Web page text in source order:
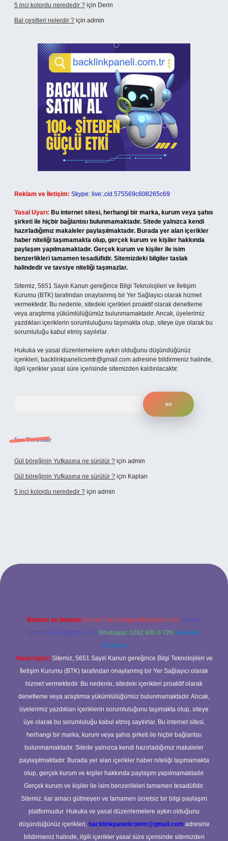
5 inci kolordu nerededir ? için Derin
Bal çeşitleri nelerdir ? için admin
Reklam ve İletişim: Skype: live:.cid.575569c608265c69
Yasal Uyarı: Bu internet sitesi, herhangi bir marka, kurum veya şahıs
şirketi ile hiçbir bağlantısı bulunmamaktadır. Sitede yalnızca kendi
hazırladığımız makaleler paylaşılmaktadır. Burada yer alan içerikler
haber niteliği taşımamakta olup, gerçek kurum ve kişiler hakkında
paylaşım yapılmamaktadır. Gerçek kurum ve kişiler ile isim
benzerlikleri tamamen tesadüfidir. Sitemizdeki bilgiler taslak
halindedir ve tavsiye niteliği taşımazlar.
Sitemiz, 5651 Sayılı Kanun gereğince Bilgi Teknolojileri ve İletişim
Kurumu (BTK) tarafından onaylanmış bir Yer Sağlayıcı olarak hizmet
vermektedir. Bu nedenle, sitedeki içerikleri proaktif olarak denetleme
veya araştırma yükümlülüğümüz bulunmamaktadır. Ancak, üyelerimiz
yazdıkları içeriklerin sorumluluğunu taşımakta olup, siteye üye olarak bu
sorumluluğu kabul etmiş sayılırlar.
Hukuka ve yasal düzenlemelere aykırı olduğunu düşündüğünüz
içerikleri, backlinkpanelicomtr@gmail.com adresine bildirmeniz halinde,
ilgili içerikler yasal süre içerisinde sitemizden kaldırılacaktır.
Son Yorumlar
Gül böreğinin Yufkasına ne sürülür ? için admin
Gül böreğinin Yufkasına ne sürülür ? için Kaplan
5 inci kolordu nerededir ? için admin
Reklam ve İletişim: E-mail: backlinkpaneli@gmail.com Teams:
forumhizmeti@gmail.com Whatsapp: 0262 606 0 726 Telegram:
@karabul
Yasal Uyarı: Sitemiz, 5651 Sayılı Kanun gereğince Bilgi Teknolojileri ve
İletişim Kurumu (BTK) tarafından onaylanmış bir Yer Sağlayıcı olarak
hizmet vermektedir. Bu nedenle, sitedeki içerikleri proaktif olarak
denetleme veya araştırma yükümlülüğümüz bulunmamaktadır. Ancak,
üyelerimiz yazdıkları içeriklerin sorumluluğunu taşımakta olup, siteye
üye olarak bu sorumluluğu kabul etmiş sayılırlar. Bu internet sitesi,
herhangi bir marka, kurum veya şahıs şirketi ile hiçbir bağlantısı
bulunmamaktadır. Sitede yalnızca kendi hazırladığımız makaleler
paylaşılmaktadır. Burada yer alan içerikler haber niteliği taşımamakta
olup, gerçek kurum ve kişiler hakkında paylaşım yapılmamaktadır.
Gerçek kurum ve kişiler ile isim benzerlikleri tamamen tesadüfidir.
Sitemiz, kar amacı gütmeyen ve tamamen ücretsiz bir bilgi paylaşım
platformudur. Hukuka ve yasal düzenlemelere aykırı olduğunu
düşündüğünüz içerikleri, backlinkpanelicomtr@gmail.com adresine
bildirmeniz halinde, ilgili içerikler yasal süre içerisinde sitemizden